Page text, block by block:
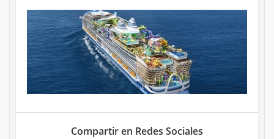
Compartir en Redes Sociales